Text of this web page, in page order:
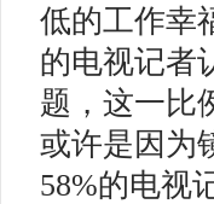
低的工作幸
的电视记者
题，这一比
或许是因为
58%的电视